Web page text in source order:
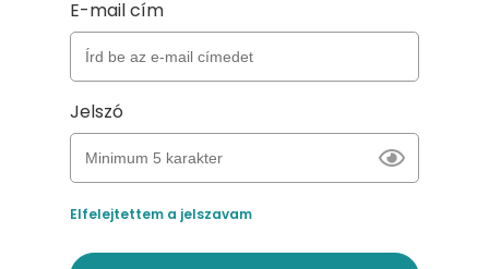
E-mail cím
Jelszó
Elfelejtettem a jelszavam